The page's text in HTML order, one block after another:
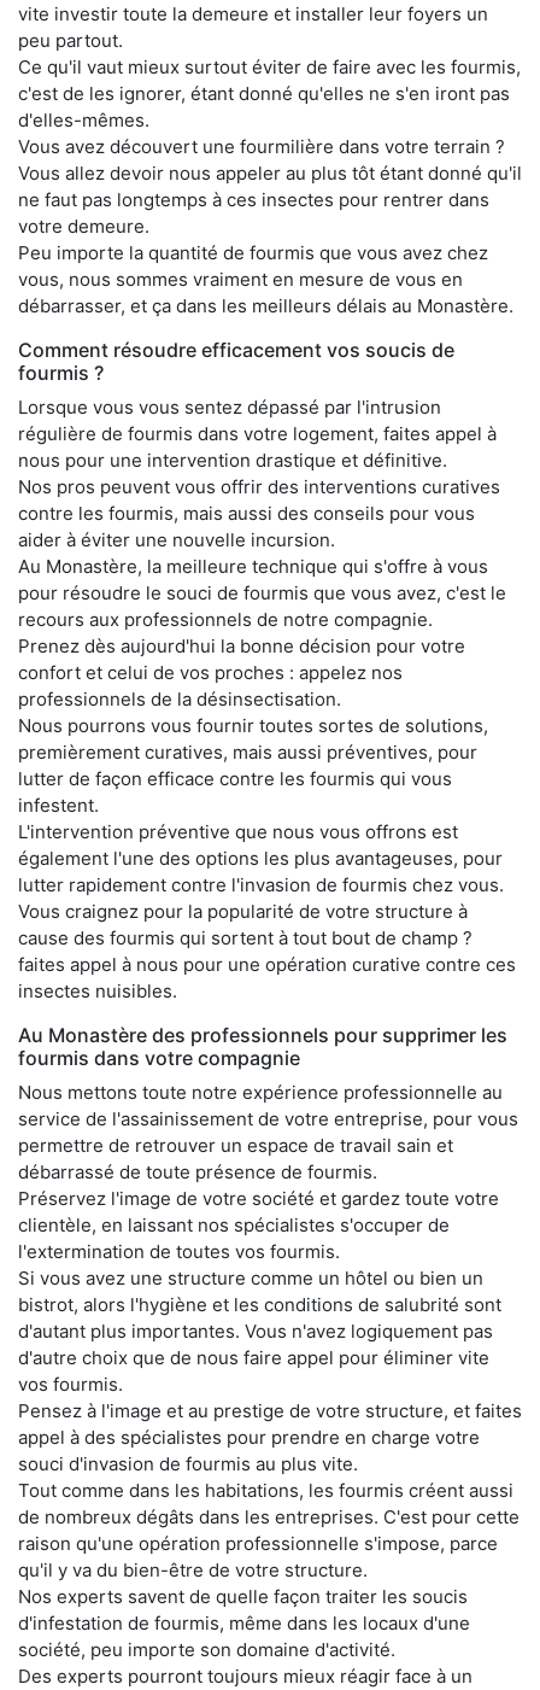
vite investir toute la demeure et installer leur foyers un
peu partout.
Ce qu'il vaut mieux surtout éviter de faire avec les fourmis,
c'est de les ignorer, étant donné qu'elles ne s'en iront pas
d'elles-mêmes.
Vous avez découvert une fourmilière dans votre terrain ?
Vous allez devoir nous appeler au plus tôt étant donné qu'il
ne faut pas longtemps à ces insectes pour rentrer dans
votre demeure.
Peu importe la quantité de fourmis que vous avez chez
vous, nous sommes vraiment en mesure de vous en
débarrasser, et ça dans les meilleurs délais au Monastère.
Comment résoudre efficacement vos soucis de
fourmis ?
Lorsque vous vous sentez dépassé par l'intrusion
régulière de fourmis dans votre logement, faites appel à
nous pour une intervention drastique et définitive.
Nos pros peuvent vous offrir des interventions curatives
contre les fourmis, mais aussi des conseils pour vous
aider à éviter une nouvelle incursion.
Au Monastère, la meilleure technique qui s'offre à vous
pour résoudre le souci de fourmis que vous avez, c'est le
recours aux professionnels de notre compagnie.
Prenez dès aujourd'hui la bonne décision pour votre
confort et celui de vos proches : appelez nos
professionnels de la désinsectisation.
Nous pourrons vous fournir toutes sortes de solutions,
premièrement curatives, mais aussi préventives, pour
lutter de façon efficace contre les fourmis qui vous
infestent.
L'intervention préventive que nous vous offrons est
également l'une des options les plus avantageuses, pour
lutter rapidement contre l'invasion de fourmis chez vous.
Vous craignez pour la popularité de votre structure à
cause des fourmis qui sortent à tout bout de champ ?
faites appel à nous pour une opération curative contre ces
insectes nuisibles.
Au Monastère des professionnels pour supprimer les
fourmis dans votre compagnie
Nous mettons toute notre expérience professionnelle au
service de l'assainissement de votre entreprise, pour vous
permettre de retrouver un espace de travail sain et
débarrassé de toute présence de fourmis.
Préservez l'image de votre société et gardez toute votre
clientèle, en laissant nos spécialistes s'occuper de
l'extermination de toutes vos fourmis.
Si vous avez une structure comme un hôtel ou bien un
bistrot, alors l'hygiène et les conditions de salubrité sont
d'autant plus importantes. Vous n'avez logiquement pas
d'autre choix que de nous faire appel pour éliminer vite
vos fourmis.
Pensez à l'image et au prestige de votre structure, et faites
appel à des spécialistes pour prendre en charge votre
souci d'invasion de fourmis au plus vite.
Tout comme dans les habitations, les fourmis créent aussi
de nombreux dégâts dans les entreprises. C'est pour cette
raison qu'une opération professionnelle s'impose, parce
qu'il y va du bien-être de votre structure.
Nos experts savent de quelle façon traiter les soucis
d'infestation de fourmis, même dans les locaux d'une
société, peu importe son domaine d'activité.
Des experts pourront toujours mieux réagir face à un